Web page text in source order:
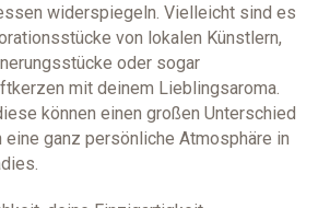
widerspiegeln. Vielleicht sind es
von lokalen Künstlern,
oder sogar
mit deinem Lieblingsaroma.
können einen großen Unterschied
eine ganz persönliche Atmosphäre in